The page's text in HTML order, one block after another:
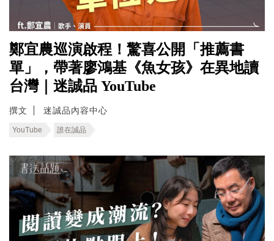
鄭宜農巡演啟程！驚喜公開「推薦書
單」，帶著廖鴻基《魚女孩》在異地讀
台灣｜迷誠品 YouTube
撰文 迷誠品內容中心
YouTube 誰在誠品